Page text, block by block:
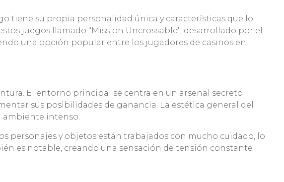
tiene su propia personalidad única y características que lo
juegos llamado "Mission Uncrossable", desarrollado por el
una opción popular entre los jugadores de casinos en
El entorno principal se centra en un arsenal secreto
sus posibilidades de ganancia. La estética general del
ambiente intenso.
personajes y objetos están trabajados con mucho cuidado, lo
es notable, creando una sensación de tensión constante